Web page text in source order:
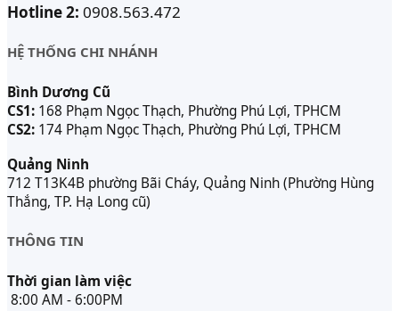
Hotline 2: 0908.563.472
HỆ THỐNG CHI NHÁNH
Bình Dương Cũ
CS1: 168 Phạm Ngọc Thạch, Phường Phú Lợi, TPHCM
CS2: 174 Phạm Ngọc Thạch, Phường Phú Lợi, TPHCM
Quảng Ninh
712 T13K4B phường Bãi Cháy, Quảng Ninh (Phường Hùng
Thắng, TP. Hạ Long cũ)
THÔNG TIN
Thời gian làm việc
8:00 AM - 6:00PM